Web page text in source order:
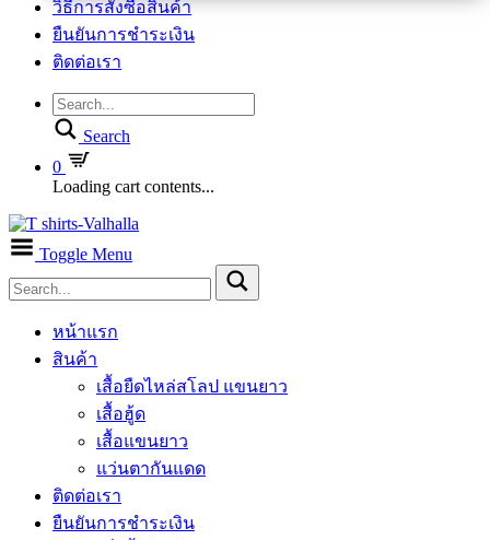
วิธีการสั่งซื้อสินค้า
ยืนยันการชำระเงิน
ติดต่อเรา
Search
0
Loading cart contents...
Toggle Menu
หน้าแรก
สินค้า
เสื้อยืดไหล่สโลป แขนยาว
เสื้อฮู้ด
เสื้อแขนยาว
แว่นตากันแดด
ติดต่อเรา
ยืนยันการชำระเงิน